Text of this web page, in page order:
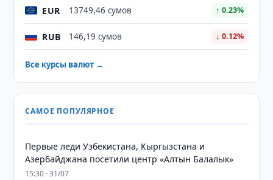
EUR 13749,46 сумов ↑ 0.23%
RUB 146,19 сумов ↓ 0.12%
Все курсы валют →
САМОЕ ПОПУЛЯРНОЕ
Первые леди Узбекистана, Кыргызстана и
Азербайджана посетили центр «Алтын Балалык»
15:30 · 31/07